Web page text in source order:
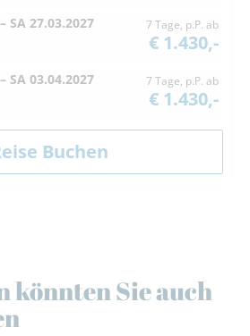
SA 27.03.2027 7 Tage, p.P. ab
€ 1.430,-
SA 03.04.2027 7 Tage, p.P. ab
€ 1.430,-
könnten Sie auch